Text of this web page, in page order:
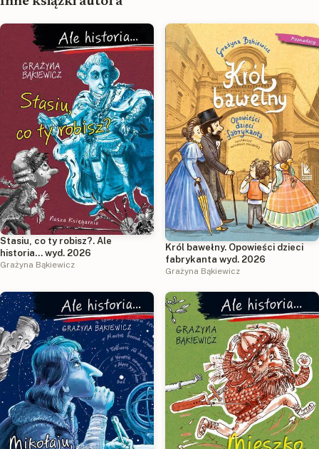
Stasiu, co ty robisz?. Ale
historia... wyd. 2026
Grażyna Bąkiewicz
Król bawełny. Opowieści dzieci
fabrykanta wyd. 2026
Grażyna Bąkiewicz